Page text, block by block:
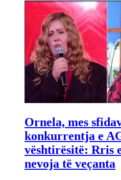
Ornela, mes
konkurrentja e
vështirësitë: Rris
nevoja të veçanta